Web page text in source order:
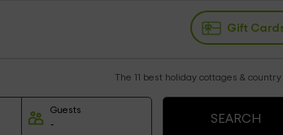
Gift
The 11 best holiday cottages &
Guests